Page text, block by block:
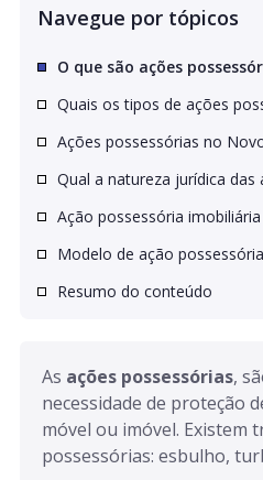
Navegue por tópicos
O que são ações
Quais os tipos de ações
Ações possessórias no
Qual a natureza jurídica das
Ação possessória
Modelo de ação possessória
Resumo do conteúdo
As ações possessórias,
necessidade de proteção
móvel ou imóvel. Existem
possessórias: esbulho,